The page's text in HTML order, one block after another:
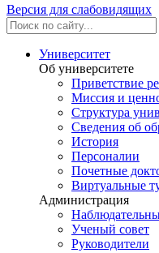
Версия для слабовидящих
Университет
Об университете
Приветствие
Миссия и
Структура
Сведения об
История
Персоналии
Почетные
Виртуальные
Администрация
Ученый совет
Руководители